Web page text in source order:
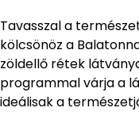
Tavasszal a
kölcsönöz a
zöldellő rétek
programmal várja a
ideálisak a